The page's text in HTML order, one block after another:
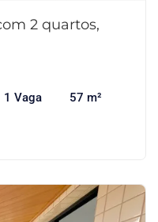
2 quartos,
1 Vaga 57 m²